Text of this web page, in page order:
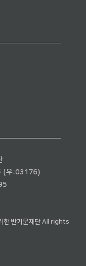
(우:03176)
한 반기문재단 All rights